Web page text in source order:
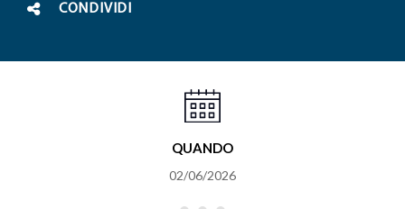
CONDIVIDI
QUANDO
02/06/2026